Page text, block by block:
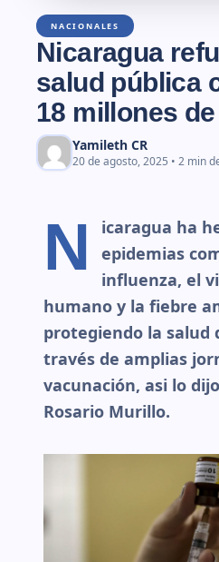
NACIONALES
Nicaragua
salud pública
18 millones
Yamileth CR
20 de agosto, 2025 • 2 min
N
icaragua ha
epidemias
influenza, el
humano y la fiebre
protegiendo la salud
través de amplias
vacunación, asi lo
Rosario Murillo.